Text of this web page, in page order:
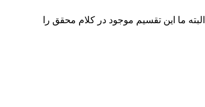
البته ما این تقسیم موجود در کلام محقق را